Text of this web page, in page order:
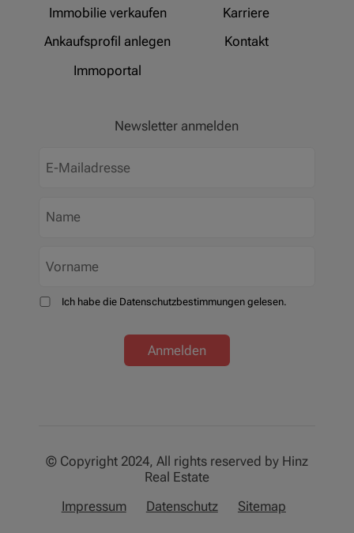
Immobilie verkaufen
Ankaufsprofil anlegen
Immoportal
Karriere
Kontakt
Newsletter anmelden
Ich habe die Datenschutzbestimmungen gelesen.
Anmelden
© Copyright 2024, All rights reserved by Hinz
Real Estate
Impressum
Datenschutz Sitemap